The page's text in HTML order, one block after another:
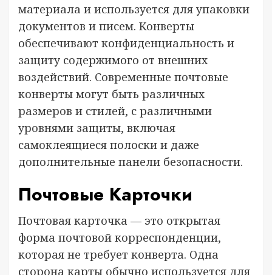
материала и используется для упаковки
документов и писем. Конверты
обеспечивают конфиденциальность и
защиту содержимого от внешних
воздействий. Современные почтовые
конверты могут быть различных
размеров и стилей, с различными
уровнями защиты, включая
самоклеящиеся полоски и даже
дополнительные панели безопасности.
Почтовые Карточки
Почтовая карточка — это открытая
форма почтовой корреспонденции,
которая не требует конверта. Одна
сторона карты обычно используется для